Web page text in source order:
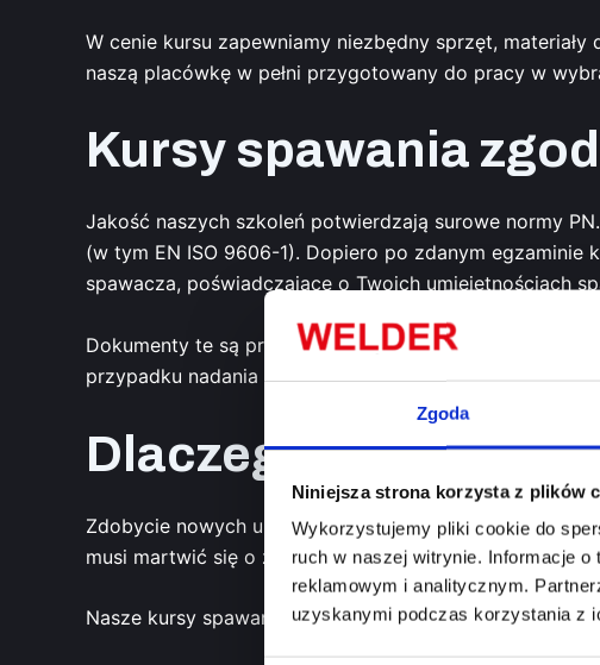
Zgoda
Niniejsza strona korzysta z plików
Wykorzystujemy pliki cookie do
ruch w naszej witrynie. Informacje
reklamowym i analitycznym.
uzyskanymi podczas korzystania z
W cenie kursu zapewniamy niezbędny sprzęt,
naszą placówkę w pełni przygotowany do pracy w
Kursy spawania
Jakość naszych szkoleń potwierdzają surowe normy
(w tym EN ISO 9606-1). Dopiero po zdanym
spawacza, poświadczające o Twoich umiejętnościach
Dokumenty te są przepustką do pracy w
przypadku nadania uprawnień po przerwie w pracy
Dlaczego warto
Zdobycie nowych umiejętności spawania to jedna z
musi martwić się o zatrudnienie – zapotrzebowanie na
Nasze kursy spawania w OSS WELDER w Gliwicach to: